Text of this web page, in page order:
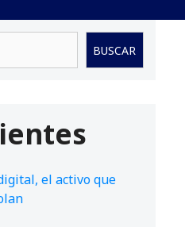
BUSCAR
el activo que